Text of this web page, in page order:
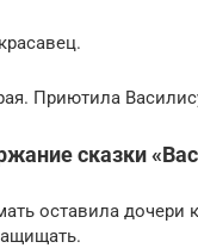
Приютила
сказки
оставила дочери